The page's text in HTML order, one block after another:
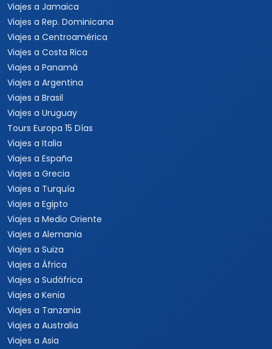
Viajes a Jamaica
Viajes a Rep. Dominicana
Viajes a Centroamérica
Viajes a Costa Rica
Viajes a Panamá
Viajes a Argentina
Viajes a Brasil
Viajes a Uruguay
Tours Europa 15 Días
Viajes a Italia
Viajes a España
Viajes a Grecia
Viajes a Turquía
Viajes a Egipto
Viajes a Medio Oriente
Viajes a Alemania
Viajes a Suiza
Viajes a África
Viajes a Sudáfrica
Viajes a Kenia
Viajes a Tanzania
Viajes a Australia
Viajes a Asia